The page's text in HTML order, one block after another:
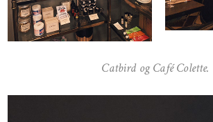
Catbird og Café Colette.